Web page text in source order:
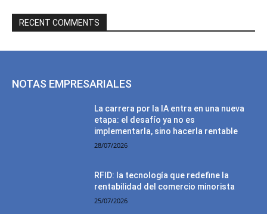
RECENT COMMENTS
NOTAS EMPRESARIALES
La carrera por la IA entra en una nueva
etapa: el desafío ya no es
implementarla, sino hacerla rentable
28/07/2026
RFID: la tecnología que redefine la
rentabilidad del comercio minorista
25/07/2026